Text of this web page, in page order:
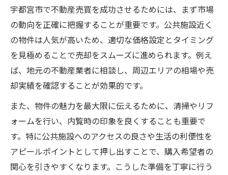
宇都宮市で不動産売買を成功させるためには、まず市場
の動向を正確に把握することが重要です。公共施設近く
の物件は人気が高いため、適切な価格設定とタイミング
を見極めることで売却をスムーズに進められます。例え
ば、地元の不動産業者に相談し、周辺エリアの相場や売
却実績を確認することが効果的です。
また、物件の魅力を最大限に伝えるために、清掃やリフ
ォームを行い、内覧時の印象を良くすることも重要で
す。特に公共施設へのアクセスの良さや生活の利便性を
アピールポイントとして押し出すことで、購入希望者の
関心を引きやすくなります。こうした準備を丁寧に行う